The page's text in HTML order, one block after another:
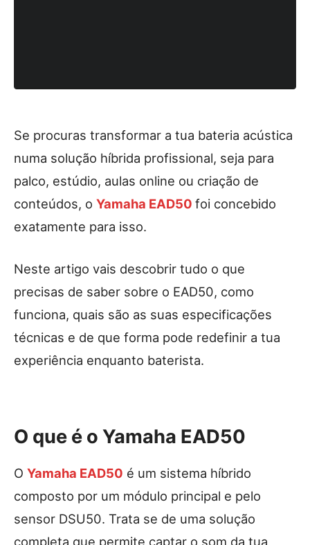
Se procuras transformar a tua bateria acústica
numa solução híbrida profissional, seja para
palco, estúdio, aulas online ou criação de
conteúdos, o Yamaha EAD50 foi concebido
exatamente para isso.
Neste artigo vais descobrir tudo o que
precisas de saber sobre o EAD50, como
funciona, quais são as suas especificações
técnicas e de que forma pode redefinir a tua
experiência enquanto baterista.
O que é o Yamaha EAD50
O Yamaha EAD50 é um sistema híbrido
composto por um módulo principal e pelo
sensor DSU50. Trata se de uma solução
completa que permite captar o som da tua